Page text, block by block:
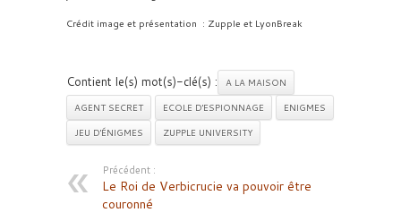
Crédit image et présentation : Zupple et LyonBreak
Contient le(s) mot(s)-clé(s) :
A LA MAISON
AGENT SECRET
ECOLE D'ESPIONNAGE
ENIGMES
JEU D'ÉNIGMES
ZUPPLE UNIVERSITY
Précédent :
Le Roi de Verbicrucie va pouvoir être
couronné